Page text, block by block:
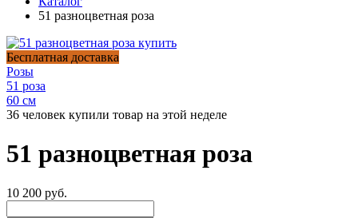
51 разноцветная роза
Бесплатная доставка
Розы
51 роза
60 см
36 человек купили товар на этой неделе
51 разноцветная роза
10 200 руб.